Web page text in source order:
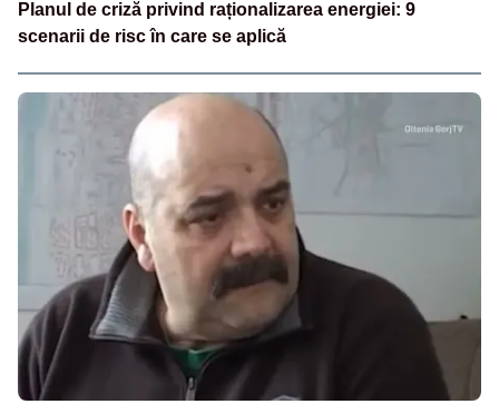
Planul de criză privind raționalizarea energiei: 9
scenarii de risc în care se aplică